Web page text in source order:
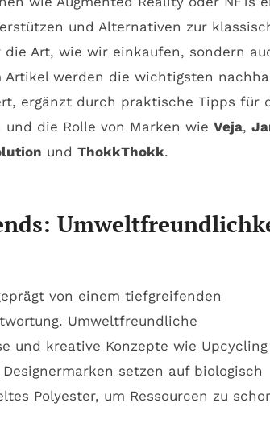
und Alternativen zur
Art, wie wir einkaufen, sondern
werden die wichtigsten
ergänzt durch praktische Tipps für
die Rolle von Marken wie Veja,
und ThokkThokk.
von einem tiefgreifenden
Umweltfreundliche
und kreative Konzepte wie Upcycling
setzen auf biologisch
Polyester, um Ressourcen zu